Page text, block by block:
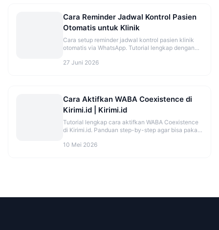
Cara Reminder Jadwal Kontrol Pasien
Otomatis untuk Klinik
Cara setup reminder jadwal kontrol pasien klinik
otomatis via WhatsApp. Tutorial lengkap dengan
27 Juni 2026
Cara Aktifkan WABA Coexistence di
Kirimi.id | Kirimi.id
Tutorial lengkap cara aktifkan WABA Coexistence
di Kirimi.id. Panduan step-by-step agar bisa pakai
10 Mei 2026